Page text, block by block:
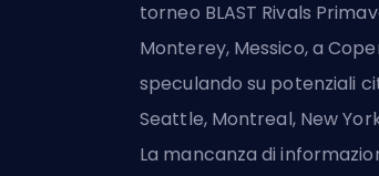
torneo BLAST Rivals
Monterey, Messico, a
speculando su potenziali
Seattle, Montreal, New
La mancanza di